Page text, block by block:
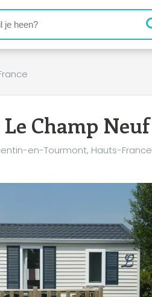
Champ Neuf
en-Tourmont, Hauts-France